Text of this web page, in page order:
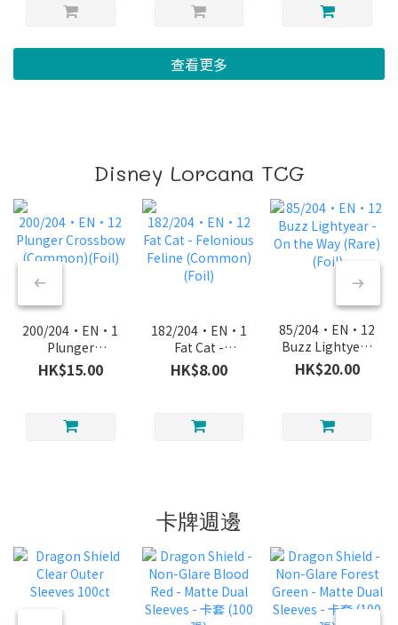
查看更多
Disney Lorcana TCG
200/204·EN·12
Plunger
Crossbow
(Common)
HK$15.00
182/204·EN·12
Fat Cat -
Felonious
Feline
HK$8.00
85/204·EN·12
Buzz Lightyear
- On the Way
(Rare) (Foil)
HK$20.00
卡牌週邊